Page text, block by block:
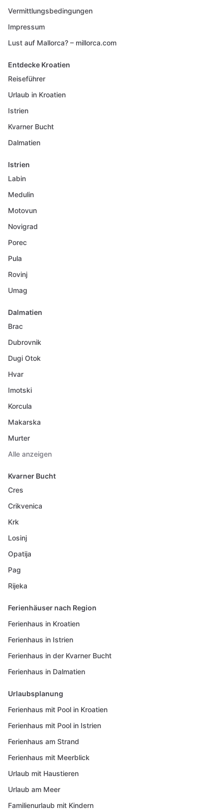
Vermittlungsbedingungen
Impressum
Lust auf Mallorca? – millorca.com
Entdecke Kroatien
Reiseführer
Urlaub in Kroatien
Istrien
Kvarner Bucht
Dalmatien
Istrien
Labin
Medulin
Motovun
Novigrad
Porec
Pula
Rovinj
Umag
Dalmatien
Brac
Dubrovnik
Dugi Otok
Hvar
Imotski
Korcula
Makarska
Murter
Alle anzeigen
Kvarner Bucht
Cres
Crikvenica
Krk
Losinj
Opatija
Pag
Rijeka
Ferienhäuser nach Region
Ferienhaus in Kroatien
Ferienhaus in Istrien
Ferienhaus in der Kvarner Bucht
Ferienhaus in Dalmatien
Urlaubsplanung
Ferienhaus mit Pool in Kroatien
Ferienhaus mit Pool in Istrien
Ferienhaus am Strand
Ferienhaus mit Meerblick
Urlaub mit Haustieren
Urlaub am Meer
Familienurlaub mit Kindern